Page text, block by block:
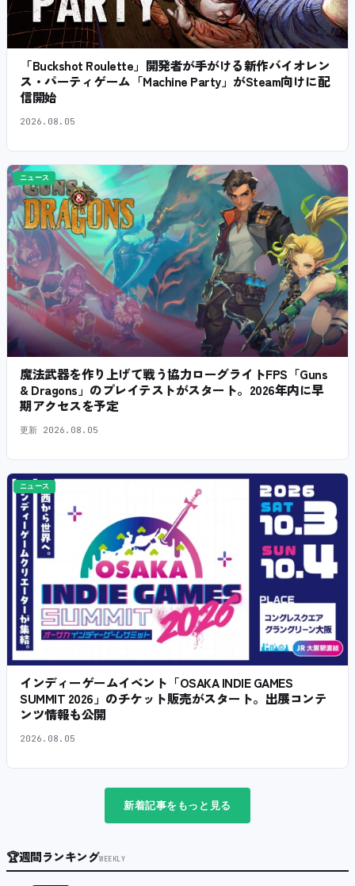
「Buckshot Roulette」開発者が手がける新作バイオレン
ス・パーティゲーム「Machine Party」がSteam向けに配
信開始
2026.08.05
ニュース
魔法武器を作り上げて戦う協力ローグライトFPS「Guns
& Dragons」のプレイテストがスタート。2026年内に早
期アクセスを予定
更新 2026.08.05
ニュース
インディーゲームイベント「OSAKA INDIE GAMES
SUMMIT 2026」のチケット販売がスタート。出展コンテ
ンツ情報も公開
2026.08.05
新着記事をもっと見る
🏆週間ランキングWEEKLY